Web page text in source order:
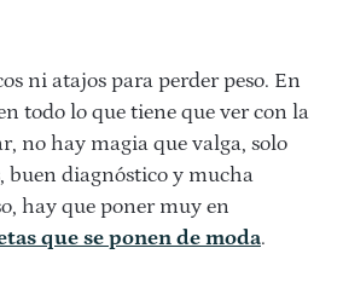
ni atajos para perder peso. En
todo lo que tiene que ver con la
no hay magia que valga, solo
buen diagnóstico y mucha
hay que poner muy en
que se ponen de moda.